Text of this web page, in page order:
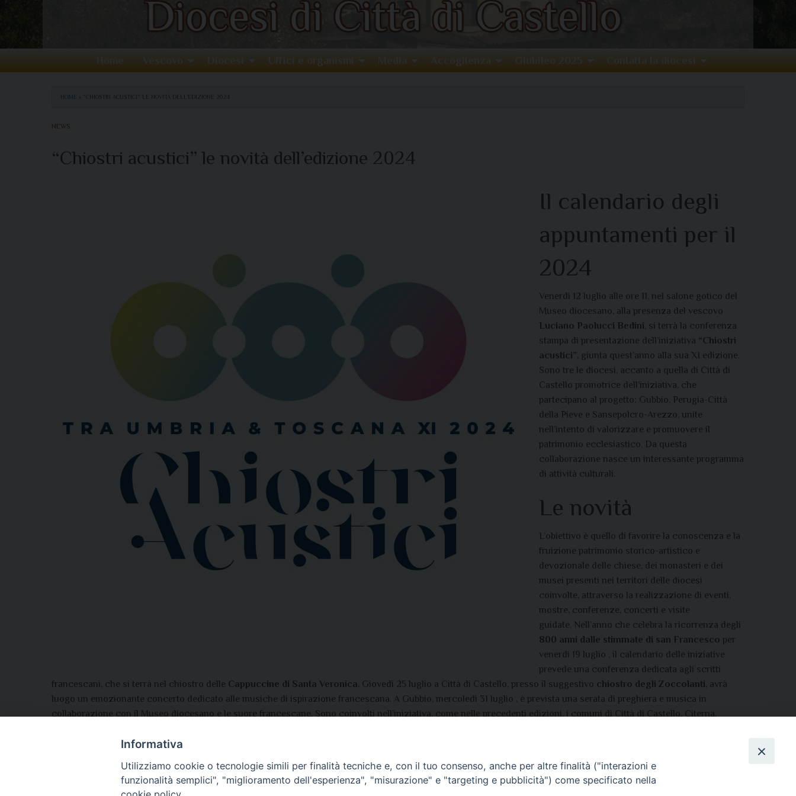
Home Vescovo Diocesi Uffici e organismi Media Accoglienza Giubileo 2025 Contatta la diocesi
HOME “CHIOSTRI ACUSTICI” LE NOVITÀ DELL’EDIZIONE 2024
NEWS
“Chiostri acustici” le novità dell’edizione 2024
Il calendario degli
appuntamenti per il
2024
Venerdì 12 luglio alle ore 11, nel salone gotico del
Museo diocesano, alla presenza del vescovo
Luciano Paolucci Bedini , si terrà la conferenza
stampa di presentazione dell’iniziativa “Chiostri
acustici” , giunta quest’anno alla sua XI edizione.
Sono tre le diocesi, accanto a quella di Città di
Castello promotrice dell’iniziativa, che
partecipano al progetto: Gubbio, Perugia-Città
della Pieve e Sansepolcro-Arezzo, unite
nell’intento di valorizzare e promuovere il
patrimonio ecclesiastico. Da questa
collaborazione nasce un interessante programma
di attività culturali.
Le novità
L’obiettivo è quello di favorire la conoscenza e la
fruizione patrimonio storico-artistico e
devozionale delle chiese, dei monasteri e dei
musei presenti nei territori delle diocesi
coinvolte, attraverso la realizzazione di eventi,
mostre, conferenze, concerti e visite
guidate. Nell’anno che celebra la ricorrenza degli
800 anni dalle stimmate di san Francesco per
venerdì
19 luglio ,
il calendario delle iniziative
prevede una conferenza dedicata agli scritti
francescani, che si terrà nel chiostro delle Cappuccine di Santa Veronica . Giovedì 25 luglio a Città di Castello, presso il suggestivo chiostro degli Zoccolanti , avrà
luogo un emozionante concerto dedicato alle musiche di ispirazione francescana. A Gubbio, mercoledì 31 luglio ,
è prevista una serata di preghiera e musica in
collaborazione con il Museo diocesano e le suore francescane. Sono coinvolti nell’iniziativa, come nelle precedenti edizioni, i comuni di Città di Castello, Citerna,
iniziative è possibile contattare il Museo diocesano al numero
Informativa
Utilizziamo cookie o tecnologie simili per finalità tecniche e, con il tuo consenso, anche per altre finalità ("interazioni e
funzionalità semplici", "miglioramento dell'esperienza", "misurazione" e "targeting e pubblicità") come specificato nella